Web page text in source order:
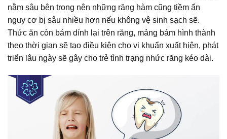
nằm sâu bên trong nên những răng hàm cũng tiềm ẩn
nguy cơ bị sâu nhiều hơn nếu không vệ sinh sạch sẽ.
Thức ăn còn bám dính lại trên răng, mảng bám hình thành
theo thời gian sẽ tạo điều kiện cho vi khuẩn xuất hiện, phát
triển lâu ngày sẽ gây cho trẻ tình trạng nhức răng kéo dài.